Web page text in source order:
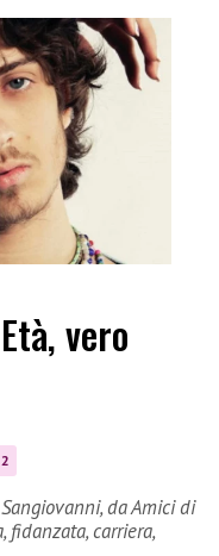
vero
da Amici di
fidanzata, carriera,